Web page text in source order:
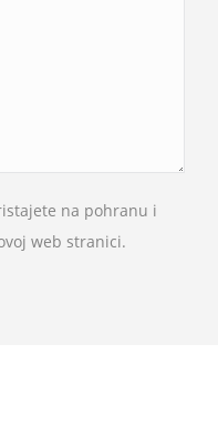
na pohranu i
web stranici.